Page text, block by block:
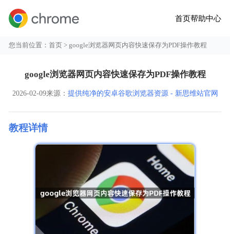
首页帮助中心
您当前位置：首页 > google浏览器网页内容快速保存为PDF操作教程
google浏览器网页内容快速保存为PDF操作教程
2026-02-09来源： 提供纯净的安卓谷歌浏览器资源 - 新思维站官网
教程详情